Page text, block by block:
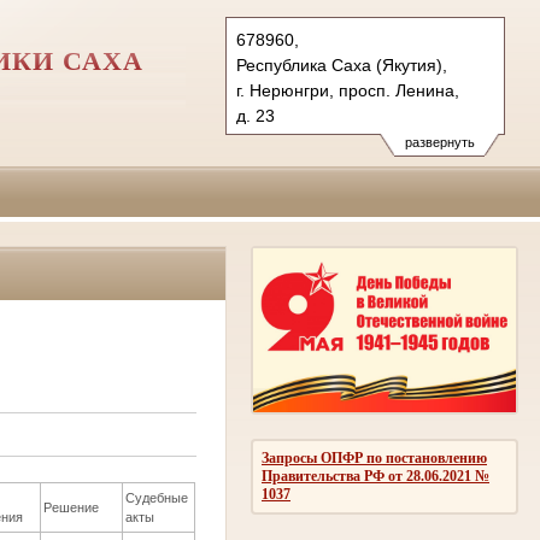
развернуть
678960,
Республика Саха (Якутия),
г. Нерюнгри, просп. Ленина,
д. 23
Тел.: (41147) 4-06-10
nerungry.jak@sudrf.ru
САХА
Запросы ОПФР по постановлению
Правительства РФ от 28.06.2021 №
1037
Решение
Судебные
акты